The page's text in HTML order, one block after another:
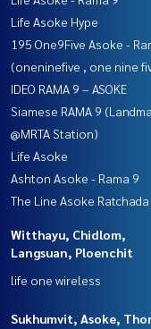
Life Asoke Hype
195 One9Five Asoke -
(oneninefive , one nine
IDEO RAMA 9 – ASOKE
Siamese RAMA 9
@MRTA Station)
Life Asoke
Ashton Asoke - Rama 9
The Line Asoke Ratchada
Witthayu, Chidlom,
Langsuan, Ploenchit
life one wireless
Sukhumvit, Asoke,